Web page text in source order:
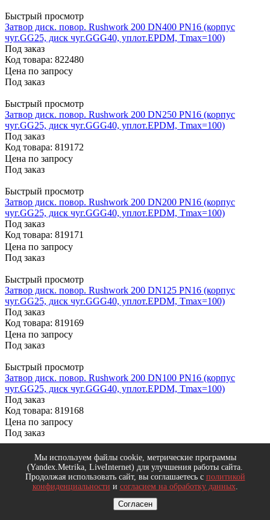
Быстрый просмотр
Затвор диск. повор. Rushwork 200 DN400 PN16 (корпус
чуг.GG25, диск чуг.GGG40, уплот.EPDM, Тmax=100)
Под заказ
Код товара: 822480
Цена по запросу
Под заказ
Быстрый просмотр
Затвор диск. повор. Rushwork 200 DN250 PN16 (корпус
чуг.GG25, диск чуг.GGG40, уплот.EPDM, Тmax=100)
Под заказ
Код товара: 819172
Цена по запросу
Под заказ
Быстрый просмотр
Затвор диск. повор. Rushwork 200 DN200 PN16 (корпус
чуг.GG25, диск чуг.GGG40, уплот.EPDM, Тmax=100)
Под заказ
Код товара: 819171
Цена по запросу
Под заказ
Быстрый просмотр
Затвор диск. повор. Rushwork 200 DN125 PN16 (корпус
чуг.GG25, диск чуг.GGG40, уплот.EPDM, Тmax=100)
Под заказ
Код товара: 819169
Цена по запросу
Под заказ
Быстрый просмотр
Затвор диск. повор. Rushwork 200 DN100 PN16 (корпус
чуг.GG25, диск чуг.GGG40, уплот.EPDM, Тmax=100)
Под заказ
Код товара: 819168
Цена по запросу
Под заказ
Быстрый просмотр
Затвор диск.повор.ДУ100 РУ16 чуг./диск нерж. KVANT NBR
Под заказ
Код товара: 797566
Мы используем файлы cookie, метрические программы
(Yandex.Metrika, LiveInternet) для улучшения работы сайта.
Продолжая использовать сайт, вы соглашаетесь с политикой
конфиденциальности и согласием на обработку данных.
Согласен